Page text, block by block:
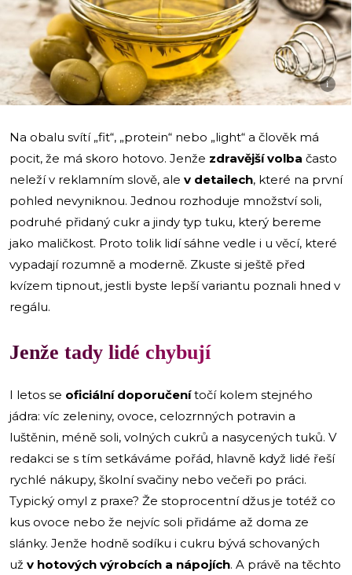
i
Na obalu svítí „fit“, „protein“ nebo „light“ a člověk má
pocit, že má skoro hotovo. Jenže zdravější volba často
neleží v reklamním slově, ale v detailech, které na první
pohled nevyniknou. Jednou rozhoduje množství soli,
podruhé přidaný cukr a jindy typ tuku, který bereme
jako maličkost. Proto tolik lidí sáhne vedle i u věcí, které
vypadají rozumně a moderně. Zkuste si ještě před
kvízem tipnout, jestli byste lepší variantu poznali hned v
regálu.
Jenže tady lidé chybují
I letos se oficiální doporučenítočí kolem stejného
jádra: víc zeleniny, ovoce, celozrnných potravin a
luštěnin, méně soli, volných cukrů a nasycených tuků. V
redakci se s tím setkáváme pořád, hlavně když lidé řeší
rychlé nákupy, školní svačiny nebo večeři po práci.
Typický omyl z praxe? Že stoprocentní džus je totéž co
kus ovoce nebo že nejvíc soli přidáme až doma ze
slánky. Jenže hodně sodíku i cukru bývá schovaných
už v hotových výrobcích a nápojích. A právě na těchto